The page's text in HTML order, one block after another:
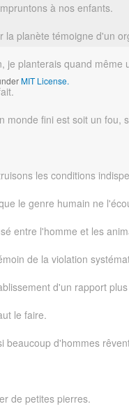
à nos enfants.
planète témoigne d'un
je planterais quand même
monde fini est soit un fou,
les conditions
le genre humain ne
entre l'homme et les
de la violation
d'un rapport
le faire.
d'hommes
de petites pierres.
MIT License.